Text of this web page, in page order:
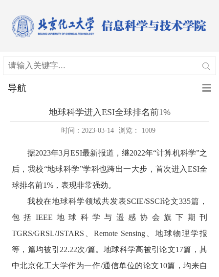
导航
地球科学进入ESI全球排名前1%
时间：2023-03-14 浏览： 1009
据2023年3月ESI最新报道，继2022年“计算机科学”之
后，我校“地球科学”学科也跨出一大步，首次进入ESI全
球排名前1%，表现非常强劲。
我校在地球科学领域共发表SCIE/SSCI论文335篇，
包括 IEEE 地球科学与遥感协会旗下期刊
TGRS/GRSL/JSTARS 、Remote Sensing 、地球物理学报
等，篇均被引22.22次/篇。地球科学高被引论文17篇，其
中北京化工大学作为一作/通信单位的论文10篇，均来自